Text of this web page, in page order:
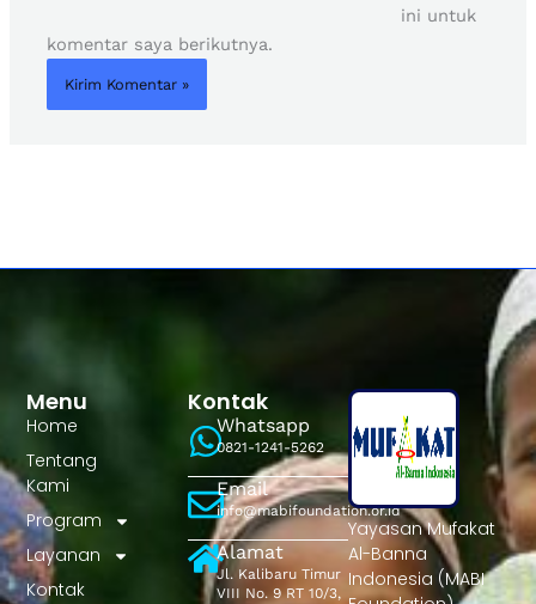
ini untuk
komentar saya berikutnya.
Menu
Home
Tentang
Kami
Program
Layanan
Kontak
Kontak
Whatsapp
0821-1241-5262
Email
info@mabifoundation.or.id
Alamat
Jl. Kalibaru Timur
VIII No. 9 RT 10/3,
Yayasan Mufakat
Al-Banna
Indonesia (MABI